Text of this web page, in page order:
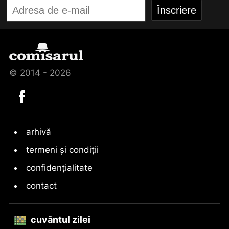
© 2014 - 2026
arhivă
termeni și condiții
confidențialitate
contact
cuvântul zilei